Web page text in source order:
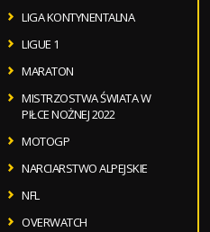
LIGA KONTYNENTALNA
LIGUE 1
MARATON
MISTRZOSTWA ŚWIATA W
PIŁCE NOŻNEJ 2022
MOTOGP
NARCIARSTWO ALPEJSKIE
NFL
OVERWATCH